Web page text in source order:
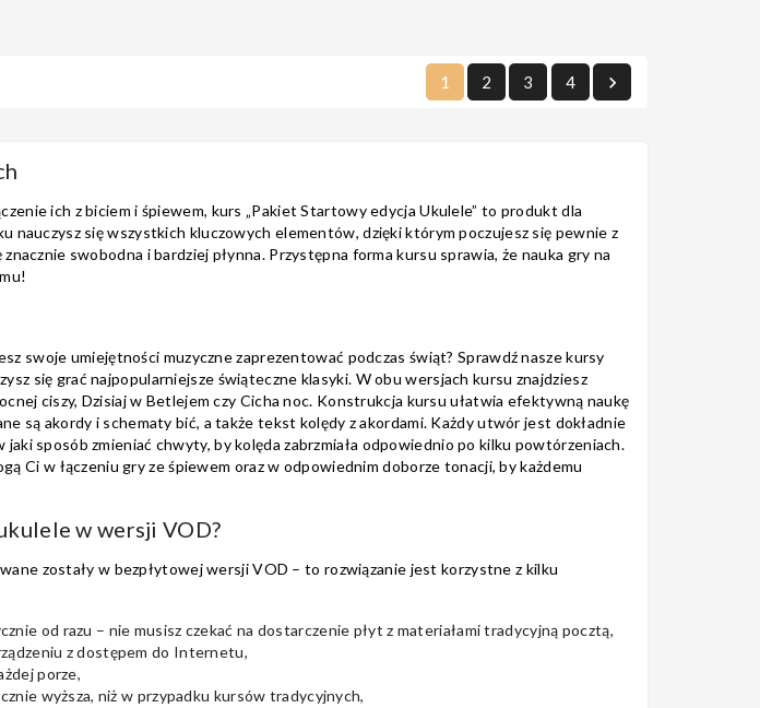
1 2 3 4 
ich z biciem i śpiewem, kurs „Pakiet Startowy edycja Ukulele” to produkt dla
nauczysz się wszystkich kluczowych elementów, dzięki którym poczujesz się pewnie z
swobodna i bardziej płynna. Przystępna forma kursu sprawia, że nauka gry na
swoje umiejętności muzyczne zaprezentować podczas świąt? Sprawdź nasze kursy
się grać najpopularniejsze świąteczne klasyki. W obu wersjach kursu znajdziesz
ciszy, Dzisiaj w Betlejem czy Cicha noc. Konstrukcja kursu ułatwia efektywną naukę
są akordy i schematy bić, a także tekst kolędy z akordami. Każdy utwór jest dokładnie
jaki sposób zmieniać chwyty, by kolęda zabrzmiała odpowiednio po kilku powtórzeniach.
Ci w łączeniu gry ze śpiewem oraz w odpowiednim doborze tonacji, by każdemu
w wersji VOD?
zostały w bezpłytowej wersji VOD – to rozwiązanie jest korzystne z kilku
od razu – nie musisz czekać na dostarczenie płyt z materiałami tradycyjną pocztą,
z dostępem do Internetu,
porze,
wyższa, niż w przypadku kursów tradycyjnych,